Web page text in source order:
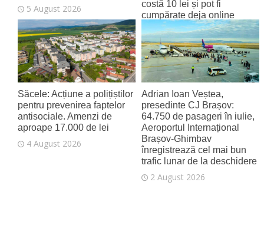
5 August 2026
costă 10 lei și pot fi
cumpărate deja online
4 August 2026
Săcele: Acțiune a polițiștilor
pentru prevenirea faptelor
antisociale. Amenzi de
aproape 17.000 de lei
4 August 2026
Adrian Ioan Veștea,
presedinte CJ Brașov:
64.750 de pasageri în iulie,
Aeroportul Internațional
Brașov‑Ghimbav
înregistrează cel mai bun
trafic lunar de la deschidere
2 August 2026